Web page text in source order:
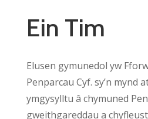
Ein Tim
Elusen gymunedol yw
Penparcau Cyf. sy’n mynd
ymgysylltu â chymuned
gweithgareddau a